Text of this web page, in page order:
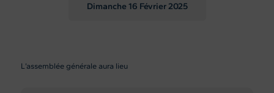
Dimanche 16 Février 2025
L’assemblée générale aura lieu